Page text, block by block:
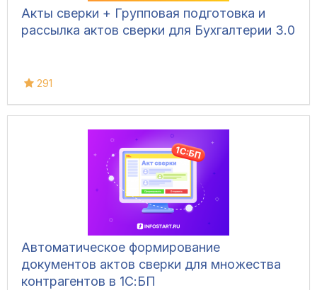
Акты сверки + Групповая подготовка и
рассылка актов сверки для Бухгалтерии 3.0
291
Автоматическое формирование
документов актов сверки для множества
контрагентов в 1С:БП